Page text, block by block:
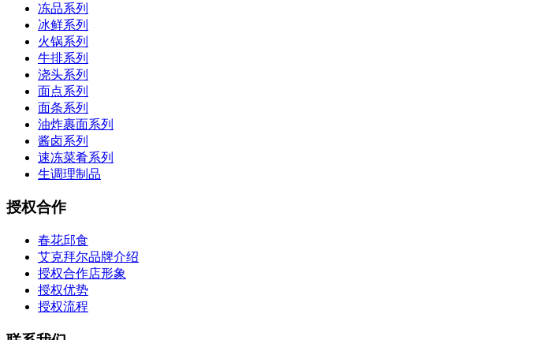
冻品系列
冰鲜系列
火锅系列
牛排系列
浇头系列
面点系列
面条系列
油炸裹面系列
酱卤系列
速冻菜肴系列
生调理制品
授权合作
春花邱食
艾克拜尔品牌介绍
授权合作店形象
授权优势
授权流程